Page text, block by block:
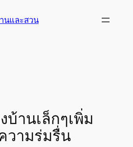
นและสวน
บ้านเล็กๆเพิ่ม
วามร่มรื่น